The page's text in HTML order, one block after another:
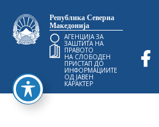
Република Северна
Македонија
АГЕНЦИЈА ЗА
ЗАШТИТА НА
ПРАВОТО
НА СЛОБОДЕН
ПРИСТАП ДО
ИНФОРМАЦИИТЕ
ОД ЈАВЕН
КАРАКТЕР